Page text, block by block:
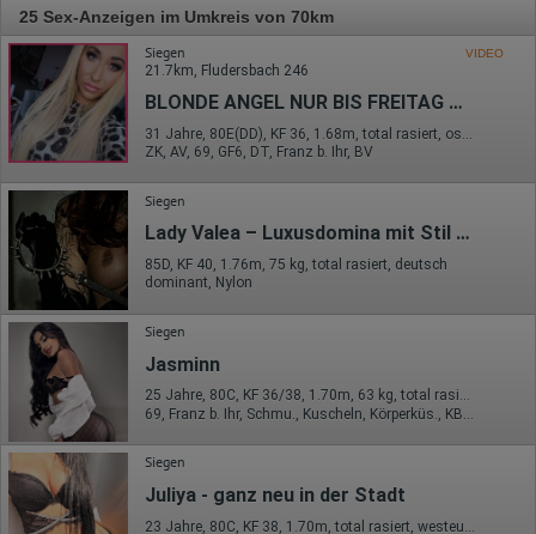
25 Sex-Anzeigen im Umkreis von 70km
Siegen VIDEO
21.7km, Fludersbach 246
BLONDE ANGEL NUR BIS FREITAG DA / NEU NR
31 Jahre, 80E(DD), KF 36, 1.68m, total rasiert, osteuropäisch
ZK, AV, 69, GF6, DT, Franz b. Ihr, BV
Siegen
Lady Valea – Luxusdomina mit Stil & Niveau
85D, KF 40, 1.76m, 75 kg, total rasiert, deutsch
dominant, Nylon
Siegen
Jasminn
25 Jahre, 80C, KF 36/38, 1.70m, 63 kg, total rasiert, osteuropäisch
Siegen
Juliya - ganz neu in der Stadt